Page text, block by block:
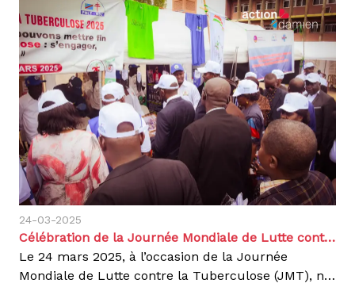
24-03-2025
Célébration de la Journée Mondiale de Lutte contre la Tuberculose 2025
Le 24 mars 2025, à l’occasion de la Journée
Mondiale de Lutte contre la Tuberculose (JMT), nous avons réaffirmé notre engagement pour mettre fin à cette maladie en République Démocratique du Congo (RDC). Placée sous le thème « Oui ! Nous pouvons mettre fin à la tuberculose : nous engager, investir et agir concrètement », cette journée a été l’occasion de rappeler l’urgence d’une action collective pour sauver des vies et lutter contre ce fléau.De nombreuses autorités sanitaires, partenaires et acteurs de la société civile étaient présent afin de :Réaffirmer les engagements des acteurs clés dans la lutte contre la tuberculose. Présenter le bilan des avancées en matière de diagnostic et de traitement. Lancer un appel à une mobilisation renforcée pour atteindre les objectifs mondiaux d’élimination de la tuberculose.Cette dernière demeure une cause majeure de mortalité évitable en RDC. Le pays fait parti des 30 nations les plus touchées au monde, avec des milliers de nouveaux cas chaque année, dont certains développent des formes multi-résistantes. Face à cette situation, nous poursuivons notre engagement à long terme pour un accès équitable aux soins.Nos Initiatives pour lutter contre la Tuberculose en RDCRenforcement des Capacités SanitairesNous soutenons activement 9 provinces de la RDC grâce à un réseau de structures médicales étatiques, régies par le Programme national de lutte contre la tuberculose facilitant ainsi l’accès rapide au dépistage et aux soins. À Kinshasa, notre Centre d’Excellence Damien (CEDA) est une référence pour la prise en charge de la tuberculose multi-résistante (TB-MR).Sensibilisation et engagement communautaireAux côtés de partenaires tels que le Club des Amis Damien, ARTUR et RIAPED, nous organisons des campagnes de sensibilisation et de dépistage communautaire.L’objectif : informer la population sur les symptômes de la tuberculose et encourager un recours rapide au traitement.Innovation et recherche médicaleNous contribuons à l’amélioration des outils de diagnostic rapide et soutenons la recherche pour des traitements plus efficaces et mieux adaptés aux réalités locales. L’élimination de la tuberculose nécessite l’implication de tous : autorités sanitaires, organisations internationales, personnels médicaux mais aussi chaque citoyen.Nous appelons chacun à :Se faire dépister en cas de symptômes.Sensibiliser son entourage sur l’importance du diagnostic précoce et du suivi du traitement.Soutenir les initiatives et organisations engagées dans la lutte contre la tuberculose.Un monde sans tuberculose est possible.Agissons dès maintenant !Agir, c’est contagieux !